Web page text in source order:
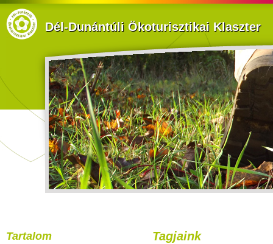
Dél-Dunántúli Ökoturisztikai Klaszter
Tartalom Tagjaink